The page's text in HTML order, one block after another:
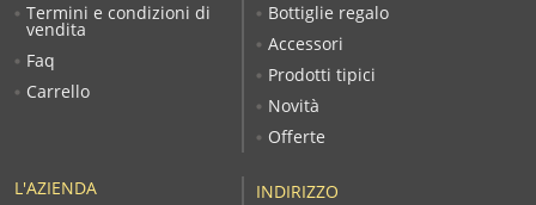
L'AZIENDA
Bottiglie regalo
Accessori
Prodotti tipici
Novità
Offerte
Termini e condizioni di
vendita
Faq
Carrello
INDIRIZZO